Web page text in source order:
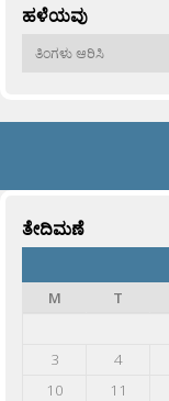
ಹಳೆಯವು
ಹಳೆಯವು
ತೇದಿಮಣೆ
M
T
3
4
10
11